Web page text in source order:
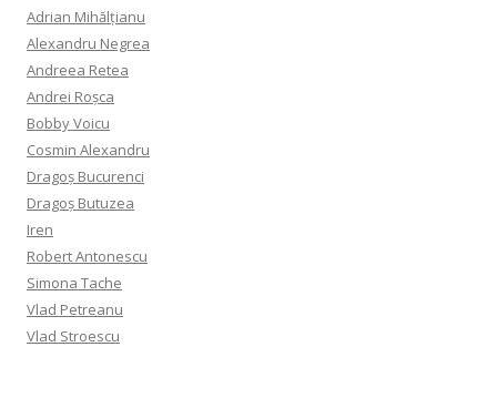
Adrian Mihălțianu
Alexandru Negrea
Andreea Retea
Andrei Roșca
Bobby Voicu
Cosmin Alexandru
Dragoș Bucurenci
Dragoș Butuzea
Iren
Robert Antonescu
Simona Tache
Vlad Petreanu
Vlad Stroescu